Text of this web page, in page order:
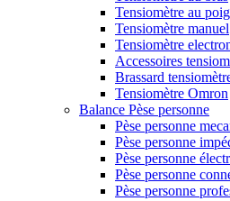
Tensiomètre au
Tensiomètre manuel
Tensiomètre
Accessoires
Brassard
Tensiomètre Omron
Balance Pèse personne
Pèse personne
Pèse personne
Pèse personne
Pèse personne
Pèse personne